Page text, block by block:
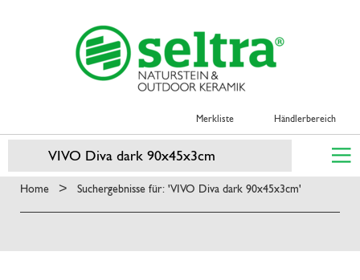
Merkliste Händlerbereich
Home > Suchergebnisse für: 'VIVO Diva dark 90x45x3cm'